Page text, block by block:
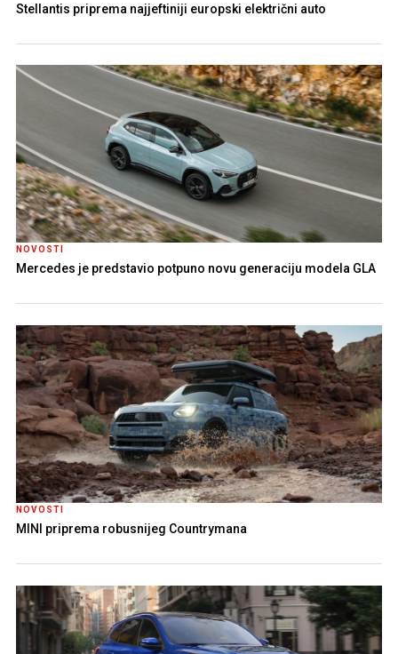
Stellantis priprema najjeftiniji europski električni auto
NOVOSTI
Mercedes je predstavio potpuno novu generaciju modela GLA
NOVOSTI
MINI priprema robusnijeg Countrymana